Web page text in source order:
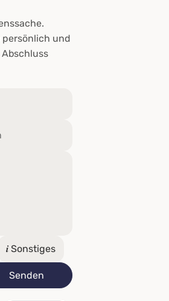
persönlich und
𝒊 Sonstiges
Senden